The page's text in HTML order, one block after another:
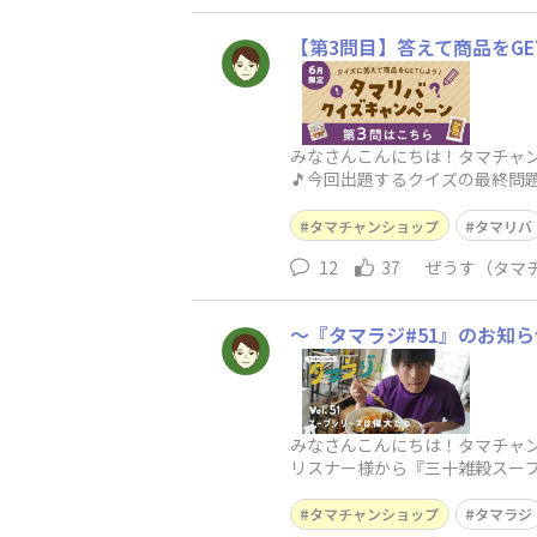
【第3問目】答えて商品を
みなさんこんにちは！タマチャ
🎵今回出題するクイズの最終
タマチャンショップ タマリバ
12 37 ぜうす（タマ
〜『タマラジ#51』のお知
みなさんこんにちは！タマチャ
リスナー様から『三十雑穀ス
タマチャンショップ タマラジ